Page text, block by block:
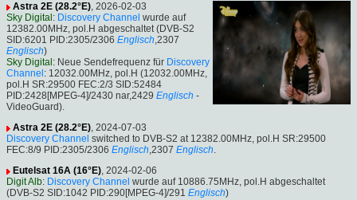
Astra 2E (28.2°E), 2026-02-03
Sky Digital : Discovery Channel wurde auf
12382.00MHz, pol.H abgeschaltet (DVB-S2
SID:6201 PID:2305/2306 Englisch,2307
Englisch)
Sky Digital : Neue Sendefrequenz für Discovery
Channel : 12032.00MHz, pol.H (12032.00MHz,
pol.H SR:29500 FEC:2/3 SID:52484
PID:2428[MPEG-4]/2430 nar,2429 Englisch -
VideoGuard).
Astra 2E (28.2°E), 2024-07-03
Discovery Channel switched to DVB-S2 at 12382.00MHz, pol.H SR:29500
FEC:8/9 PID:2305/2306 Englisch,2307 Englisch.
Eutelsat 16A (16°E), 2024-02-06
Digit Alb: Discovery Channel wurde auf 10886.75MHz, pol.H abgeschaltet
(DVB-S2 SID:1042 PID:290[MPEG-4]/291 Englisch)